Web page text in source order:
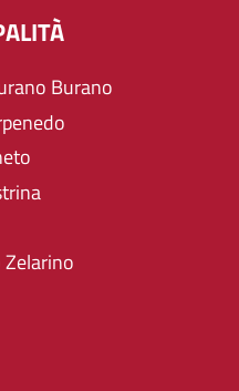
Burano
Zelarino